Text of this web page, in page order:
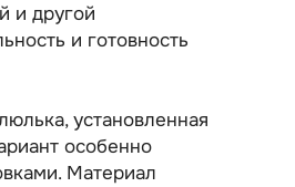
и другой
и готовность
установленная
особенно
Материал